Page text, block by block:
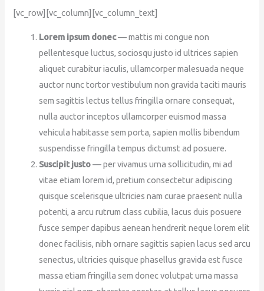
[vc_row][vc_column][vc_column_text]
Lorem ipsum donec— mattis mi congue non
pellentesque luctus, sociosqu justo id ultrices sapien
aliquet curabitur iaculis, ullamcorper malesuada neque
auctor nunc tortor vestibulum non gravida taciti mauris
sem sagittis lectus tellus fringilla ornare consequat,
nulla auctor inceptos ullamcorper euismod massa
vehicula habitasse sem porta, sapien mollis bibendum
suspendisse fringilla tempus dictumst ad posuere.
Suscipit justo— per vivamus urna sollicitudin, mi ad
vitae etiam lorem id, pretium consectetur adipiscing
quisque scelerisque ultricies nam curae praesent nulla
potenti, a arcu rutrum class cubilia, lacus duis posuere
fusce semper dapibus aenean hendrerit neque lorem elit
donec facilisis, nibh ornare sagittis sapien lacus sed arcu
senectus, ultricies quisque phasellus gravida est fusce
massa etiam fringilla sem donec volutpat urna massa